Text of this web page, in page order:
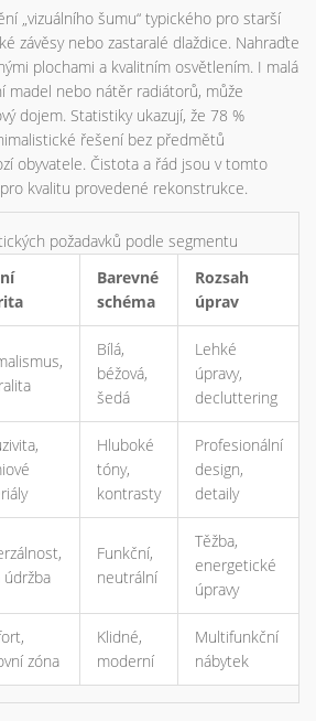
„vizuálního šumu“ typického pro starší
závěsy nebo zastaralé dlaždice. Nahraďte
plochami a kvalitním osvětlením. I malá
madel nebo nátěr radiátorů, může
dojem. Statistiky ukazují, že 78 %
řešení bez předmětů
obyvatele. Čistota a řád jsou v tomto
kvalitu provedené rekonstrukce.
požadavků podle segmentu
Barevné
schéma
Rozsah
úprav
Bílá,
béžová,
šedá
Lehké
úpravy,
decluttering
Hluboké
tóny,
kontrasty
Profesionální
design,
detaily
údržba
Funkční,
neutrální
Těžba,
energetické
úpravy
zóna
Klidné,
moderní
Multifunkční
nábytek